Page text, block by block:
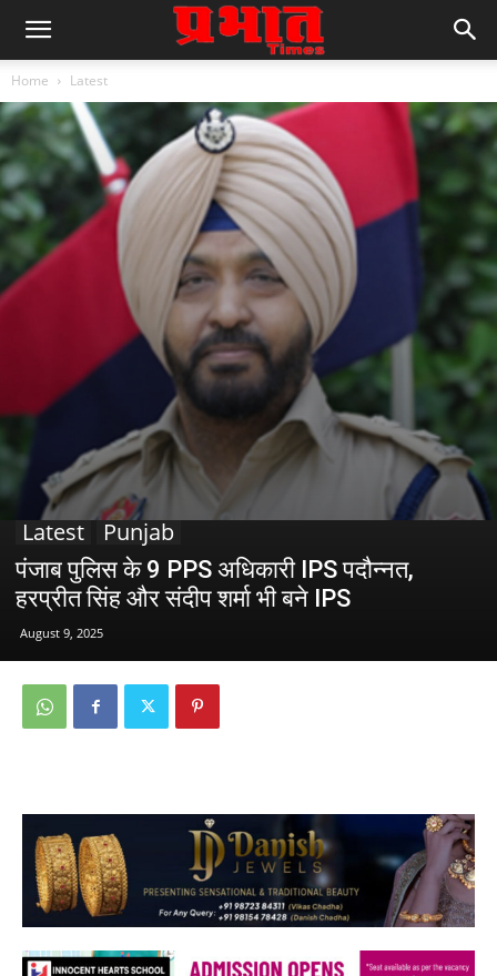
Home Latest
Latest Punjab
पंजाब पुलिस के 9 PPS अधिकारी IPS पदौन्नत,
हरप्रीत सिंह और संदीप शर्मा भी बने IPS
August 9, 2025